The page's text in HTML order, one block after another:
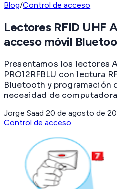
Blog/Control de acceso
Lectores RFID UHF
acceso móvil
Presentamos los lectores
PRO12RFBLU con lectura
Bluetooth y programación
necesidad de
Jorge Saad·20 de agosto de
Control de acceso